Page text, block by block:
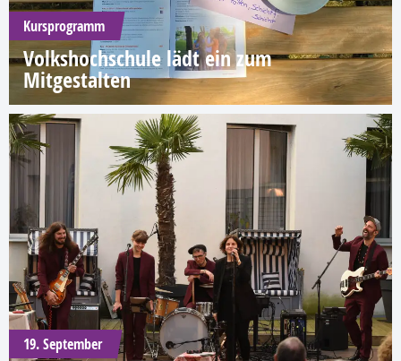
Kursprogramm
Volkshochschule lädt ein zum
Mitgestalten
19. September